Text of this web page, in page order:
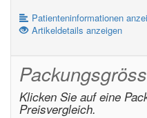
Patienteninformationen
Artikeldetails anzeigen
Klicken Sie auf eine
Preisvergleich.